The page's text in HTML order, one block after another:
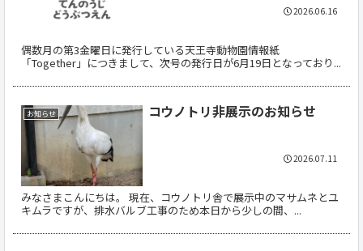
偶数月の第3金曜日に発行している天王寺動物園情報紙
「Together」につきまして、次号の発行日が6月19日となっており...
2026.06.16
お知らせ コウノトリ非展示のお知らせ
みなさまこんにちは。 現在、コウノトリ舎で展示中のマサムネとユ
キムラですが、排水バルブ工事のため本日から少しの間、...
2026.07.11